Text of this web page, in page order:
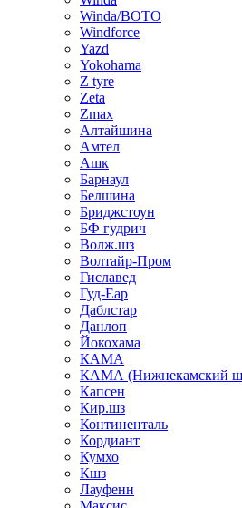
Winda/BOTO
Windforce
Yazd
Yokohama
Z tyre
Zeta
Zmax
Алтайшина
Амтел
Ашк
Барнаул
Белшина
Бриджстоун
БФ гудрич
Волж.шз
Волтайр-Пром
Гиславед
Гуд-Еар
Даблстар
Данлоп
Йокохама
КАМА
КАМА (Нижнекамский
Капсен
Кир.шз
Континенталь
Кордиант
Кумхо
Кшз
Лауфенн